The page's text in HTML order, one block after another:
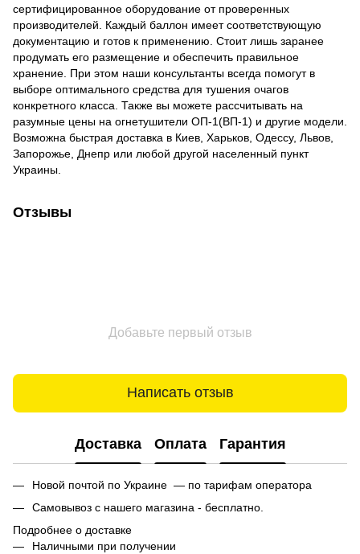
сертифицированное оборудование от проверенных
производителей. Каждый баллон имеет соответствующую
документацию и готов к применению. Стоит лишь заранее
продумать его размещение и обеспечить правильное
хранение. При этом наши консультанты всегда помогут в
выборе оптимального средства для тушения очагов
конкретного класса. Также вы можете рассчитывать на
разумные цены на огнетушители ОП-1(ВП-1) и другие модели.
Возможна быстрая доставка в Киев, Харьков, Одессу, Львов,
Запорожье, Днепр или любой другой населенный пункт
Украины.
Отзывы
Добавьте первый отзыв
Написать отзыв
Доставка Оплата Гарантия
Новой почтой по Украине — по тарифам оператора
Самовывоз с нашего магазина - бесплатно.
Подробнее о доставке
Наличными при получении